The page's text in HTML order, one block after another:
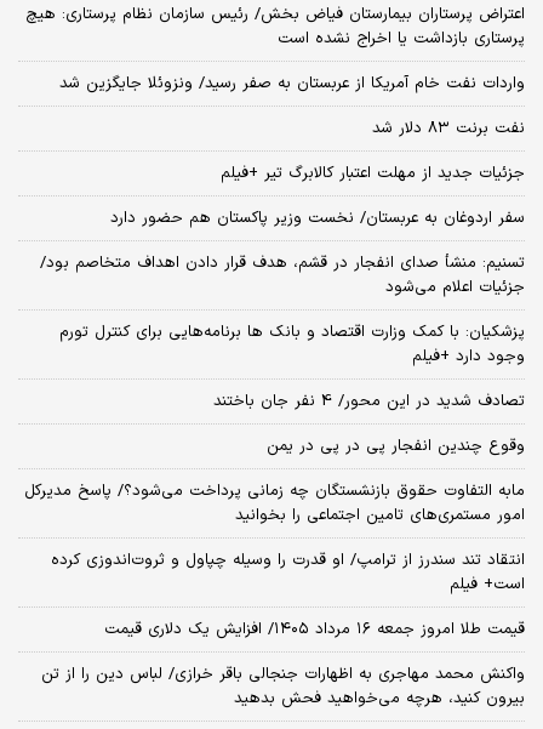
اعتراض پرستاران بیمارستان فیاض بخش/ رئیس سازمان نظام پرستاری: هیچ
پرستاری بازداشت یا اخراج نشده است
واردات نفت خام آمریکا از عربستان به صفر رسید/ ونزوئلا جایگزین شد
نفت برنت ۸۳ دلار شد
جزئیات جدید از مهلت اعتبار کالابرگ تیر +فیلم
سفر اردوغان به عربستان/ نخست وزیر پاکستان هم حضور دارد
تسنیم: منشأ صدای انفجار در قشم، هدف قرار دادن اهداف متخاصم بود/
جزئیات اعلام می‌شود
پزشکیان: با کمک وزارت اقتصاد و بانک ها برنامه‌هایی برای کنترل تورم
وجود دارد +فیلم
تصادف شدید در این محور/ 4 نفر جان باختند
وقوع چندین انفجار پی در پی در یمن
مابه التفاوت حقوق بازنشستگان چه زمانی پرداخت می‌شود؟/ پاسخ مدیرکل
امور مستمری‌های تامین اجتماعی را بخوانید
انتقاد تند سندرز از ترامپ/ او قدرت را وسیله چپاول و ثروت‌اندوزی کرده
است+ فیلم
قیمت طلا امروز جمعه ۱۶ مرداد ۱۴۰۵/ افزایش یک دلاری قیمت
واکنش محمد مهاجری به اظهارات جنجالی باقر خرازی/ لباس دین را از تن
بیرون کنید، هرچه می‌خواهید فحش بدهید